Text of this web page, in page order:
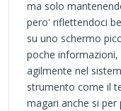
ma solo
pero' riflettendoci
su uno schermo
poche informazioni,
agilmente nel
strumento come il
magari anche si